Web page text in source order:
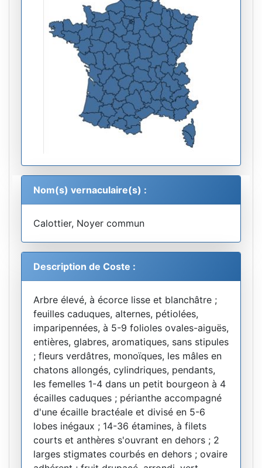
Nom(s) vernaculaire(s) :
Calottier, Noyer commun
Description de Coste :
Arbre élevé, à écorce lisse et blanchâtre ;
feuilles caduques, alternes, pétiolées,
imparipennées, à 5-9 folioles ovales-aiguës,
entières, glabres, aromatiques, sans stipules
; fleurs verdâtres, monoïques, les mâles en
chatons allongés, cylindriques, pendants,
les femelles 1-4 dans un petit bourgeon à 4
écailles caduques ; périanthe accompagné
d'une écaille bractéale et divisé en 5-6
lobes inégaux ; 14-36 étamines, à filets
courts et anthères s'ouvrant en dehors ; 2
larges stigmates courbés en dehors ; ovaire